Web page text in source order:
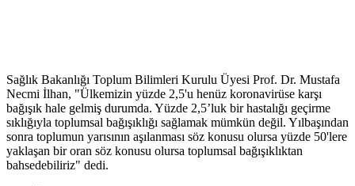
Sağlık Bakanlığı Toplum Bilimleri Kurulu Üyesi Prof. Dr. Mustafa
Necmi İlhan, "Ülkemizin yüzde 2,5'u henüz koronavirüse karşı
bağışık hale gelmiş durumda. Yüzde 2,5’luk bir hastalığı geçirme
sıklığıyla toplumsal bağışıklığı sağlamak mümkün değil. Yılbaşından
sonra toplumun yarısının aşılanması söz konusu olursa yüzde 50'lere
yaklaşan bir oran söz konusu olursa toplumsal bağışıklıktan
bahsedebiliriz" dedi.